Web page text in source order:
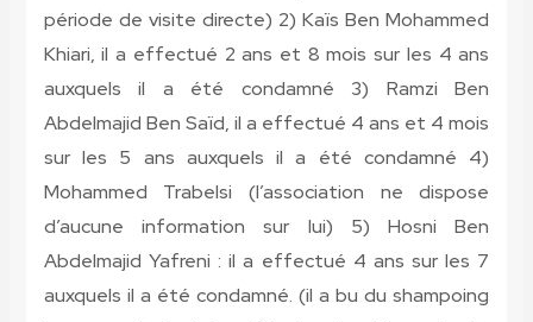
période de visite directe) 2) Kaïs Ben Mohammed
Khiari, il a effectué 2 ans et 8 mois sur les 4 ans
auxquels il a été condamné 3) Ramzi Ben
Abdelmajid Ben Saïd, il a effectué 4 ans et 4 mois
sur les 5 ans auxquels il a été condamné 4)
Mohammed Trabelsi (l’association ne dispose
d’aucune information sur lui) 5) Hosni Ben
Abdelmajid Yafreni : il a effectué 4 ans sur les 7
auxquels il a été condamné. (il a bu du shampoing